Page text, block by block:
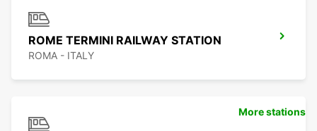
ROME TERMINI RAILWAY STATION
ROMA - ITALY
More stations